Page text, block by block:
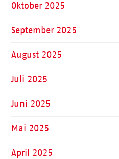
Oktober 2025
September 2025
August 2025
Juli 2025
Juni 2025
Mai 2025
April 2025